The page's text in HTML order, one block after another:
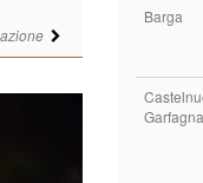
Barga